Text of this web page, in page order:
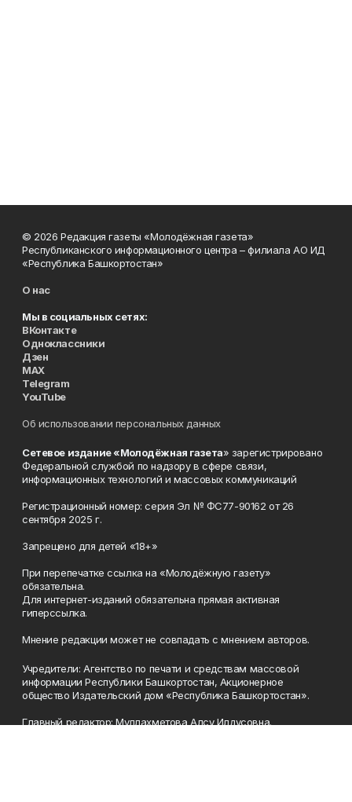
© 2026 Редакция газеты «Молодёжная газета»
Республиканского информационного центра – филиала АО ИД
«Республика Башкортостан»
О нас
Мы в социальных сетях:
ВКонтакте
Одноклассники
Дзен
MAX
Telegram
YouTube
Об использовании персональных данных
Сетевое издание «Молодёжная газета» зарегистрировано
Федеральной службой по надзору в сфере связи,
информационных технологий и массовых коммуникаций
Регистрационный номер: серия Эл № ФС77-90162 от 26
сентября 2025 г.
Запрещено для детей «18+»
При перепечатке ссылка на «Молодёжную газету»
обязательна.
Для интернет-изданий обязательна прямая активная
гиперссылка.
Мнение редакции может не совпадать с мнением авторов.
Учредители: Агентство по печати и средствам массовой
информации Республики Башкортостан, Акционерное
общество Издательский дом «Республика Башкортостан».
Главный редактор: Муллахметова Алсу Илдусовна.